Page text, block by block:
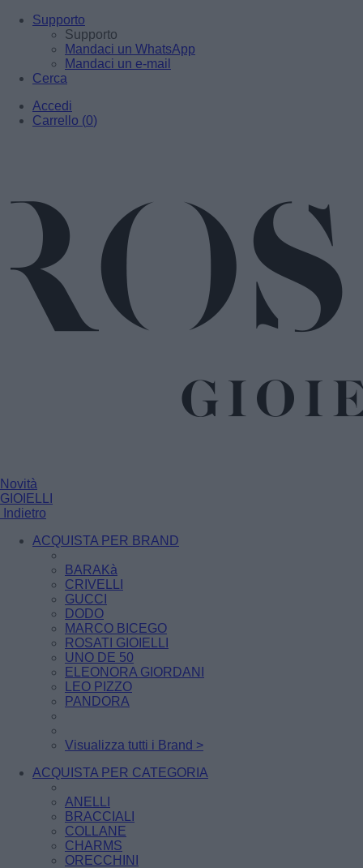
Supporto
Supporto
Mandaci un WhatsApp
Mandaci un e-mail
Cerca
Accedi
Carrello (0)
Novità
GIOIELLI
Indietro
ACQUISTA PER BRAND
BARAKà
CRIVELLI
GUCCI
DODO
MARCO BICEGO
ROSATI GIOIELLI
UNO DE 50
ELEONORA GIORDANI
LEO PIZZO
PANDORA
Visualizza tutti i Brand >
ACQUISTA PER CATEGORIA
ANELLI
BRACCIALI
COLLANE
CHARMS
ORECCHINI